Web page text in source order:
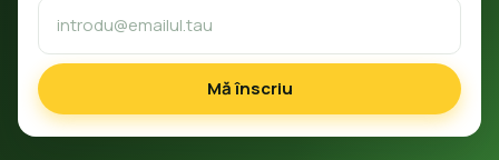
Mă înscriu